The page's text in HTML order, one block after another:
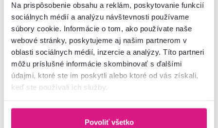
Na prispôsobenie obsahu a reklám, poskytovanie funkcií
sociálnych médií a analýzu návštevnosti používame
súbory cookie. Informácie o tom, ako používate naše
webové stránky, poskytujeme aj našim partnerom v
oblasti sociálnych médií, inzercie a analýzy. Títo partneri
môžu príslušné informácie skombinovať s ďalšími
údajmi, ktoré ste im poskytli alebo ktoré od vás získali,
keď ste používali ich služby.
Povoliť všetko
Nenašli ste požadované informácie?
Kontaktujte nás a my vám radi poradíme
02/ 40 100 100 Spustiť chat
Podobné produkty